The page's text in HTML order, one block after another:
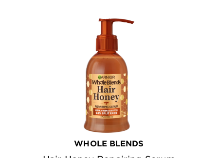
WHOLE BLENDS